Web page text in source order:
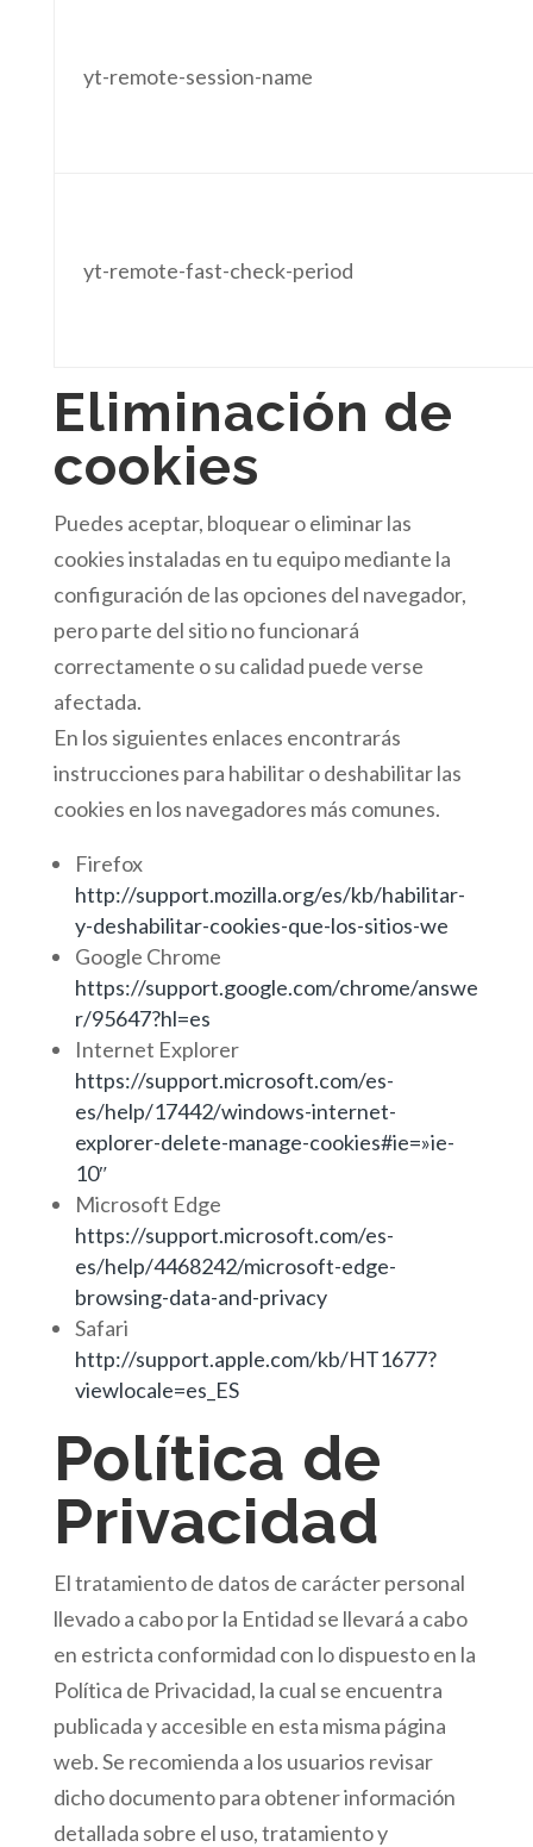
yt-remote-session-name
yt-remote-fast-check-period
Eliminación de
cookies
Puedes aceptar, bloquear o eliminar las
cookies instaladas en tu equipo mediante la
configuración de las opciones del navegador,
pero parte del sitio no funcionará
correctamente o su calidad puede verse
afectada.
En los siguientes enlaces encontrarás
instrucciones para habilitar o deshabilitar las
cookies en los navegadores más comunes.
Firefox
http://support.mozilla.org/es/kb/habilitar-
y-deshabilitar-cookies-que-los-sitios-we
Google Chrome
https://support.google.com/chrome/answe
r/95647?hl=es
Internet Explorer
https://support.microsoft.com/es-
es/help/17442/windows-internet-
explorer-delete-manage-cookies#ie=»ie-
10″
Microsoft Edge
https://support.microsoft.com/es-
es/help/4468242/microsoft-edge-
browsing-data-and-privacy
Safari
http://support.apple.com/kb/HT1677?
viewlocale=es_ES
Política de
Privacidad
El tratamiento de datos de carácter personal
llevado a cabo por la Entidad se llevará a cabo
en estricta conformidad con lo dispuesto en la
Política de Privacidad, la cual se encuentra
publicada y accesible en esta misma página
web. Se recomienda a los usuarios revisar
dicho documento para obtener información
detallada sobre el uso, tratamiento y